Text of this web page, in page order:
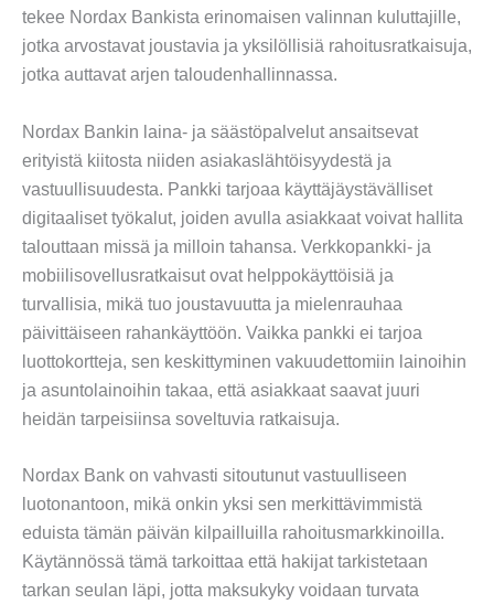
tekee Nordax Bankista erinomaisen valinnan kuluttajille,
jotka arvostavat joustavia ja yksilöllisiä rahoitusratkaisuja,
jotka auttavat arjen taloudenhallinnassa.
Nordax Bankin laina- ja säästöpalvelut ansaitsevat
erityistä kiitosta niiden asiakaslähtöisyydestä ja
vastuullisuudesta. Pankki tarjoaa käyttäjäystävälliset
digitaaliset työkalut, joiden avulla asiakkaat voivat hallita
talouttaan missä ja milloin tahansa. Verkkopankki- ja
mobiilisovellusratkaisut ovat helppokäyttöisiä ja
turvallisia, mikä tuo joustavuutta ja mielenrauhaa
päivittäiseen rahankäyttöön. Vaikka pankki ei tarjoa
luottokortteja, sen keskittyminen vakuudettomiin lainoihin
ja asuntolainoihin takaa, että asiakkaat saavat juuri
heidän tarpeisiinsa soveltuvia ratkaisuja.
Nordax Bank on vahvasti sitoutunut vastuulliseen
luotonantoon, mikä onkin yksi sen merkittävimmistä
eduista tämän päivän kilpailluilla rahoitusmarkkinoilla.
Käytännössä tämä tarkoittaa että hakijat tarkistetaan
tarkan seulan läpi, jotta maksukyky voidaan turvata